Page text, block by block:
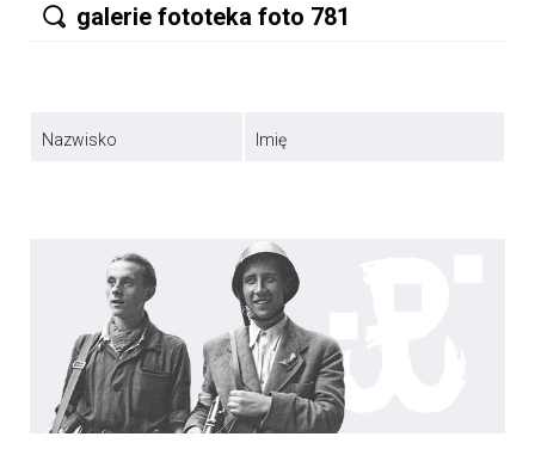
Nazwisko Imię